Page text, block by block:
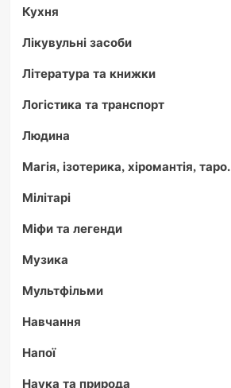
Кухня
Лікувульні засоби
Література та книжки
Логістика та транспорт
Людина
Магія, ізотерика, хіромантія, таро.
Мілітарі
Міфи та легенди
Музика
Мультфільми
Навчання
Напої
Наука та природа